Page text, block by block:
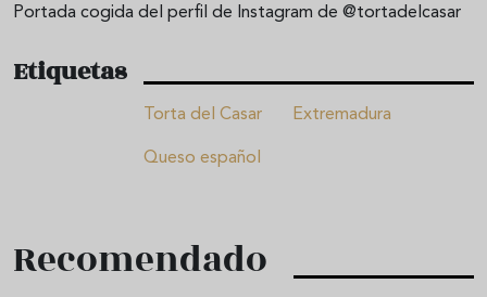
Portada cogida del perfil de Instagram de @tortadelcasar
Etiquetas
Torta del Casar Extremadura
Queso español
Recomendado